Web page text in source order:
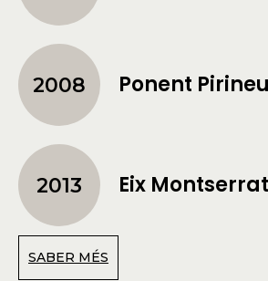
2008 Ponent
2013 Eix Montserrat
SABER MÉS